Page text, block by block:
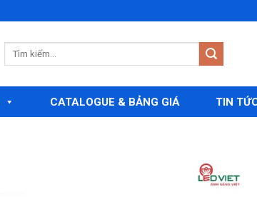
CATALOGUE & BẢNG GIÁ TIN